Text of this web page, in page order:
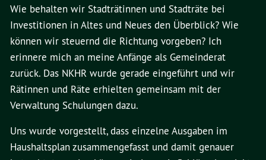
Wie behalten wir Stadträtinnen und Stadträte bei
Investitionen in Altes und Neues den Überblick? Wie
können wir steuernd die Richtung vorgeben? Ich
erinnere mich an meine Anfänge als Gemeinderat
zurück. Das NKHR wurde gerade eingeführt und wir
Rätinnen und Räte erhielten gemeinsam mit der
Verwaltung Schulungen dazu.
Uns wurde vorgestellt, dass einzelne Ausgaben im
Haushaltsplan zusammengefasst und damit genauer